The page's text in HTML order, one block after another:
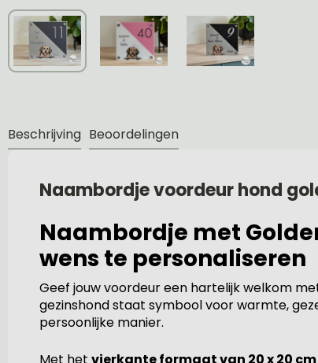
Beschrijving Beoordelingen
Naambordje voordeur hond
Naambordje met
wens te personaliseren
Geef jouw voordeur een hartelijk welkom
gezinshond staat symbool voor warmte,
persoonlijke manier.